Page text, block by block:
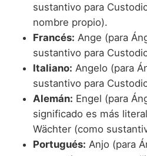
sustantivo para
nombre propio).
Francés: Ange (para
sustantivo para
Italiano: Angelo (para
sustantivo para
Alemán: Engel (para
significado es más
Wächter (como
Portugués: Anjo (para